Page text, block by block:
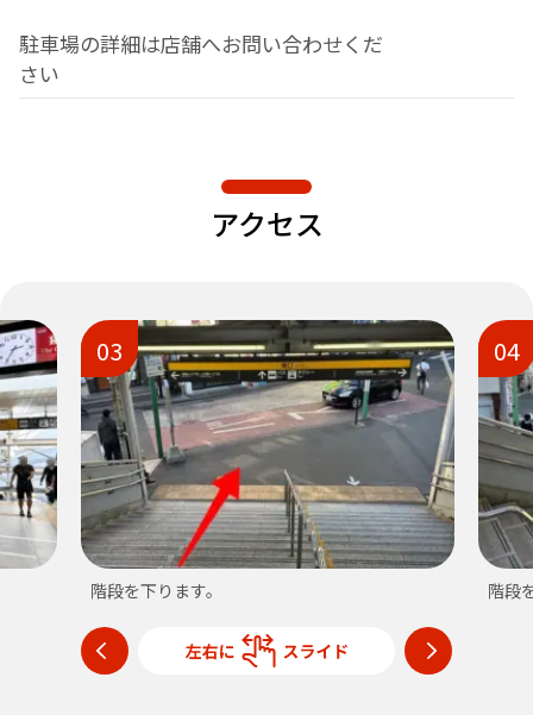
駐車場の詳細は店舗へお問い合わせくだ
さい
アクセス
03
階段を下ります。
04
階段